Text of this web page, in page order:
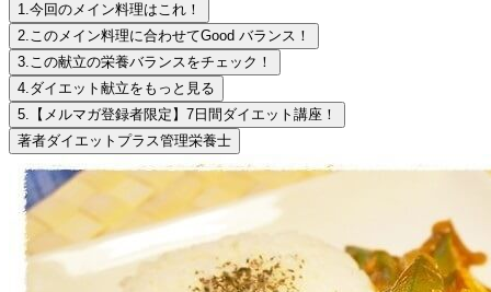
1.今回のメイン料理はこれ！
2.このメイン料理に合わせてGood バランス！
3.この献立の栄養バランスをチェック！
4.ダイエット献立をもっと見る
5. 【メルマガ登録者限定】7日間ダイエット講座！
著者ダイエットプラス管理栄養士